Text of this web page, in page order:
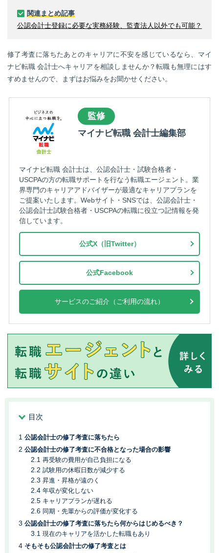
関連まとめ記事
公認会計士登録に必要な実務経験、監査法人以外でも可能？
修了考査に落ちたあとのキャリアに不安を感じているなら、マイ
ナビ転職 会計士へキャリアを相談しませんか？転職も無理にはす
すめませんので、まずはお悩みをお聞かせください。
監修
マイナビ転職 会計士編集部
マイナビ転職 会計士は、公認会計士・試験合格者・
USCPAの方の転職サポートを行なう転職エージェント。業
界専門のキャリアアドバイザーが最適なキャリアプランを
ご提案いたします。Webサイト・SNSでは、公認会計士・
公認会計士試験合格者・USCPAの転職に役立つ記情報を発
信しています。
公式X（旧Twitter）
公式Facebook
サービスのご紹介（ご利用の流れ）
目次
公認会計士の修了考査に落ちたら
公認会計士の修了考査に不合格となった場合の影響
再受験の費用が自己負担になる
試験用の休暇日数が減少する
昇進・昇格が遠のく
年収が変化しない
キャリアプランが遅れる
同期・先輩からの評価が変化する
公認会計士の修了考査に落ちたら何からはじめるべき？
現在のキャリアを活かした転職もあり
そもそも公認会計士の修了考査とは